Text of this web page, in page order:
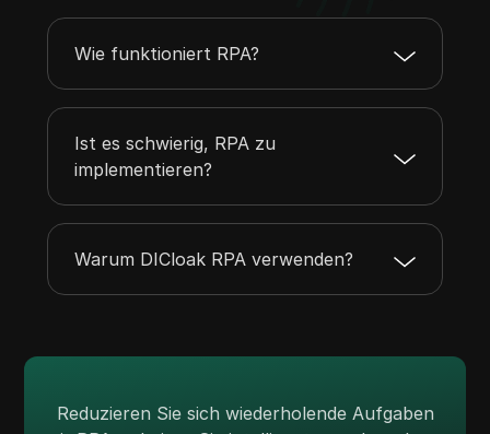
Wie funktioniert RPA?
Ist es schwierig, RPA zu
implementieren?
Warum DICloak RPA verwenden?
Reduzieren Sie sich wiederholende Aufgaben